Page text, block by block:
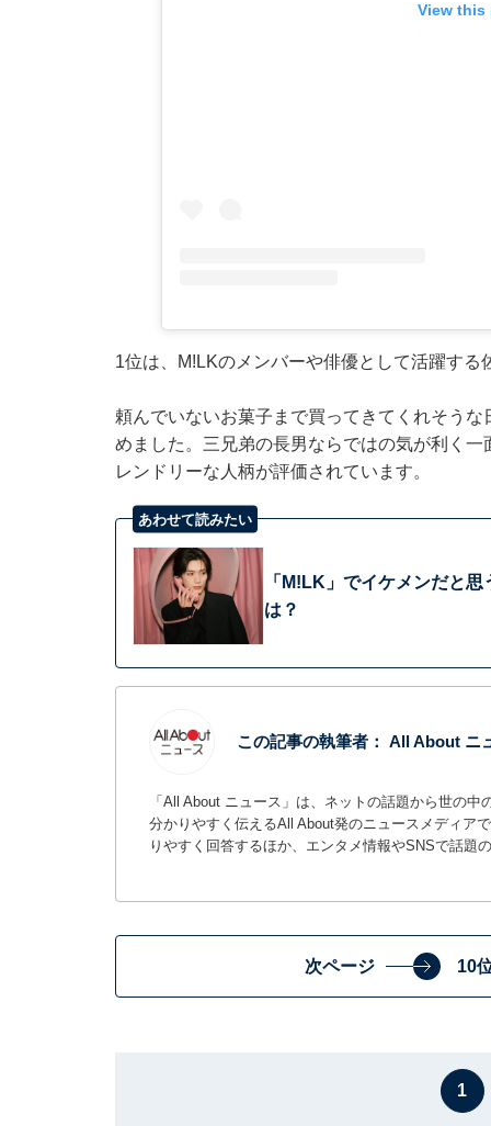
View this
1位は、M!LKのメンバーや俳優として活躍する
頼んでいないお菓子まで買ってきてくれそう
めました。三兄弟の長男ならではの気が利く
レンドリーな人柄が評価されています。
あわせて読みたい
「M!LK」でイケメンだと
は？
この記事の執筆者： All About ニ
「All About ニュース」は、ネットの話題から世の
分かりやすく伝えるAll About発のニュースメディア
りやすく回答するほか、エンタメ情報やSNSで話題
次ページ 10
1